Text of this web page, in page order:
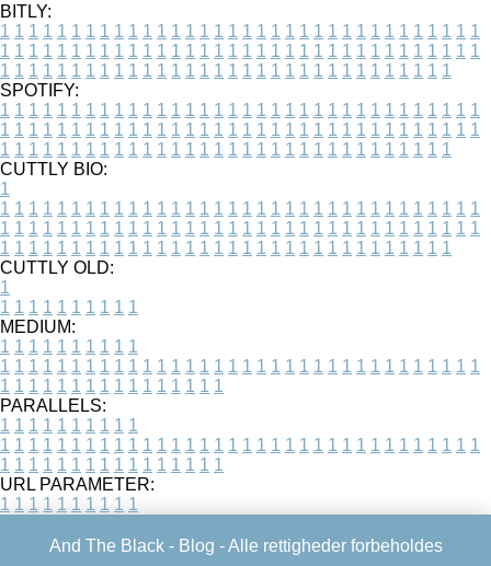
BITLY:
1 1 1 1 1 1 1 1 1 1 1 1 1 1 1 1 1 1 1 1 1 1 1 1 1 1 1 1 1 1 1 1 1 1
1 1 1 1 1 1 1 1 1 1 1 1 1 1 1 1 1 1 1 1 1 1 1 1 1 1 1 1 1 1 1 1 1 1
1 1 1 1 1 1 1 1 1 1 1 1 1 1 1 1 1 1 1 1 1 1 1 1 1 1 1 1 1 1 1 1
SPOTIFY:
1 1 1 1 1 1 1 1 1 1 1 1 1 1 1 1 1 1 1 1 1 1 1 1 1 1 1 1 1 1 1 1 1 1
1 1 1 1 1 1 1 1 1 1 1 1 1 1 1 1 1 1 1 1 1 1 1 1 1 1 1 1 1 1 1 1 1 1
1 1 1 1 1 1 1 1 1 1 1 1 1 1 1 1 1 1 1 1 1 1 1 1 1 1 1 1 1 1 1 1
CUTTLY BIO:
1
1 1 1 1 1 1 1 1 1 1 1 1 1 1 1 1 1 1 1 1 1 1 1 1 1 1 1 1 1 1 1 1 1 1
1 1 1 1 1 1 1 1 1 1 1 1 1 1 1 1 1 1 1 1 1 1 1 1 1 1 1 1 1 1 1 1 1 1
1 1 1 1 1 1 1 1 1 1 1 1 1 1 1 1 1 1 1 1 1 1 1 1 1 1 1 1 1 1 1 1
CUTTLY OLD:
1
1 1 1 1 1 1 1 1 1 1
MEDIUM:
1 1 1 1 1 1 1 1 1 1
1 1 1 1 1 1 1 1 1 1 1 1 1 1 1 1 1 1 1 1 1 1 1 1 1 1 1 1 1 1 1 1 1 1
1 1 1 1 1 1 1 1 1 1 1 1 1 1 1 1
PARALLELS:
1 1 1 1 1 1 1 1 1 1
1 1 1 1 1 1 1 1 1 1 1 1 1 1 1 1 1 1 1 1 1 1 1 1 1 1 1 1 1 1 1 1 1 1
1 1 1 1 1 1 1 1 1 1 1 1 1 1 1 1
URL PARAMETER:
1 1 1 1 1 1 1 1 1 1
And The Black - Blog - Alle rettigheder forbeholdes